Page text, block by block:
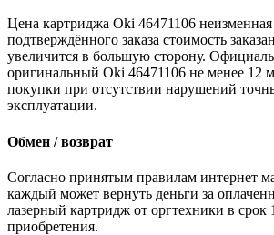
Цена картриджа Oki 46471106 неизменная
подтверждённого заказа стоимость
увеличится в большую сторону.
оригинальный Oki 46471106 не менее 12
покупки при отсутствии нарушений
эксплуатации.
Обмен / возврат
Согласно принятым правилам интернет
каждый может вернуть деньги за
лазерный картридж от оргтехники в срок
приобретения.